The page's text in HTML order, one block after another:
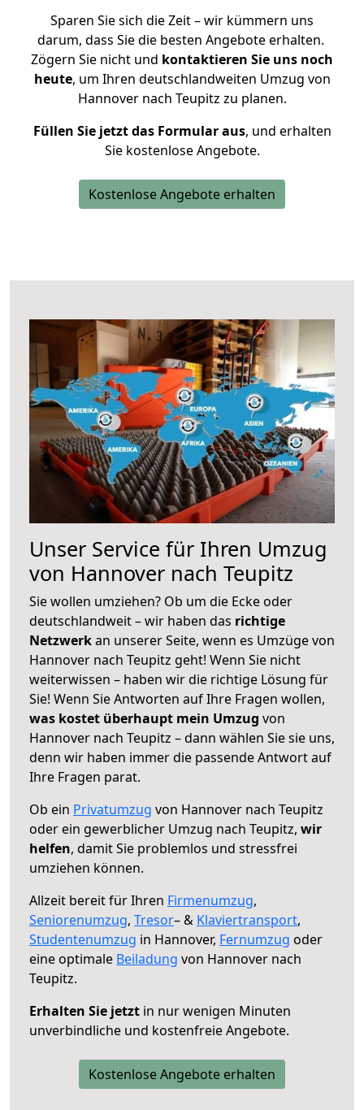
Sparen Sie sich die Zeit – wir kümmern uns
darum, dass Sie die besten Angebote erhalten.
Zögern Sie nicht und kontaktieren Sie uns noch
heute, um Ihren deutschlandweiten Umzug von
Hannover nach Teupitz zu planen.
Füllen Sie jetzt das Formular aus, und erhalten
Sie kostenlose Angebote.
Kostenlose Angebote erhalten
Unser Service für Ihren Umzug
von Hannover nach Teupitz
Sie wollen umziehen? Ob um die Ecke oder
deutschlandweit – wir haben das richtige
Netzwerkan unserer Seite, wenn es Umzüge von
Hannover nach Teupitz geht! Wenn Sie nicht
weiterwissen – haben wir die richtige Lösung für
Sie! Wenn Sie Antworten auf Ihre Fragen wollen,
was kostet überhaupt mein Umzug von
Hannover nach Teupitz – dann wählen Sie sie uns,
denn wir haben immer die passende Antwort auf
Ihre Fragen parat.
Ob ein Privatumzug von Hannover nach Teupitz
oder ein gewerblicher Umzug nach Teupitz, wir
helfen, damit Sie problemlos und stressfrei
umziehen können.
Allzeit bereit für Ihren Firmenumzug,
Seniorenumzug, Tresor– & Klaviertransport,
Studentenumzug in Hannover, Fernumzug oder
eine optimale Beiladung von Hannover nach
Teupitz.
Erhalten Sie jetzt in nur wenigen Minuten
unverbindliche und kostenfreie Angebote.
Kostenlose Angebote erhalten